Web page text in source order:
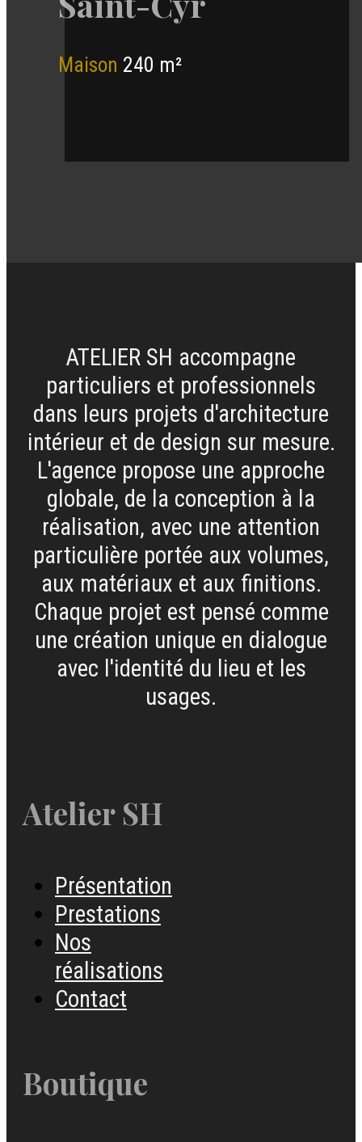
Maison 240 m²
ATELIER SH accompagne
particuliers et professionnels
dans leurs projets d'architecture
intérieur et de design sur mesure.
L'agence propose une approche
globale, de la conception à la
réalisation, avec une attention
particulière portée aux volumes,
aux matériaux et aux finitions.
Chaque projet est pensé comme
une création unique en dialogue
avec l'identité du lieu et les
usages.
Atelier SH
Présentation
Prestations
Nos
réalisations
Contact
Boutique